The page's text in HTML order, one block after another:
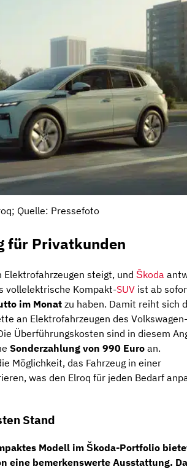
Quelle: Pressefoto
für Privatkunden
steigt, und Škoda
vollelektrische Kompakt-SUV ist ab
im Monatzu haben. Damit reiht sich
an Elektrofahrzeugen des Volkswagen-
Überführungskosten sind in diesem
Sonderzahlung von 990 Euro an.
Möglichkeit, das Fahrzeug in einer
was den Elroq für jeden Bedarf
Stand
Modell im Škoda-Portfolio
eine bemerkenswerte Ausstattung.